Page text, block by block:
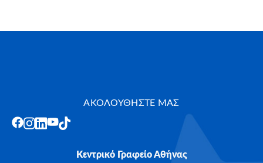
ΑΚΟΛΟΥΘΗΣΤΕ ΜΑΣ
Κεντρικό Γραφείο Αθήνας